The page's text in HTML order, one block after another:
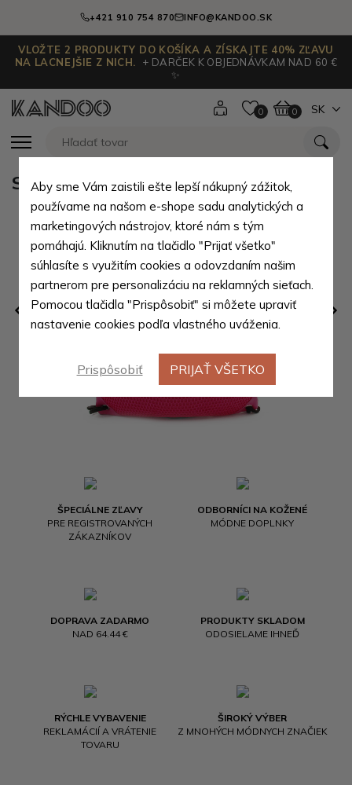
+421 910 754 870 INFO@KANDOO.SK
VLOŽTE 2 PRODUKTY DO KOŠÍKA A ZÍSKAJTE 40% ZĽAVU
NA LACNEJŠIE Z NICH.
+ DARČEK K OBJEDNÁVKAM NAD 60 €
✨
0 0 SK
ŠPECIÁLNE ZĽAVY
PRE REGISTROVANÝCH
ZÁKAZNÍKOV
ODBORNÍCI NA KOŽENÉ
MÓDNE DOPLNKY
DOPRAVA ZADARMO
NAD 64.44 €
PRODUKTY SKLADOM
ODOSIELAME IHNEĎ
RÝCHLE VYBAVENIE
REKLAMÁCIÍ A VRÁTENIE
TOVARU
ŠIROKÝ VÝBER
Z MNOHÝCH MÓDNYCH ZNAČIEK
Sýto ružový moderný vak Alasea
Aby sme Vám zaistili ešte lepší nákupný zážitok,
používame na našom e-shope sadu analytických a
marketingových nástrojov, ktoré nám s tým
pomáhajú. Kliknutím na tlačidlo "Prijať všetko"
súhlasíte s využitím cookies a odovzdaním našim
partnerom pre personalizáciu na reklamných sieťach.
Pomocou tlačidla "Prispôsobiť" si môžete upraviť
nastavenie cookies podľa vlastného uváženia.
Prispôsobiť PRIJAŤ VŠETKO